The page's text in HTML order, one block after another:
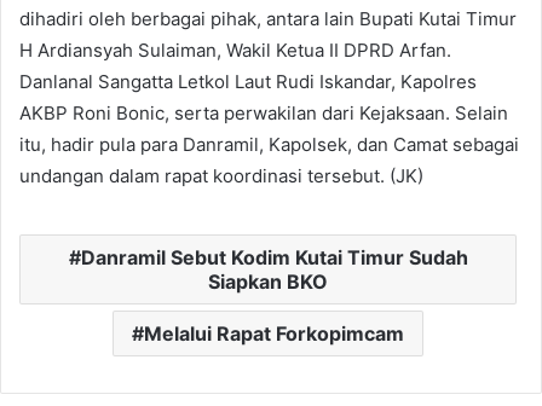
dihadiri oleh berbagai pihak, antara lain Bupati Kutai Timur
H Ardiansyah Sulaiman, Wakil Ketua II DPRD Arfan.
Danlanal Sangatta Letkol Laut Rudi Iskandar, Kapolres
AKBP Roni Bonic, serta perwakilan dari Kejaksaan. Selain
itu, hadir pula para Danramil, Kapolsek, dan Camat sebagai
undangan dalam rapat koordinasi tersebut. (JK)
Danramil Sebut Kodim Kutai Timur Sudah
Siapkan BKO
Melalui Rapat Forkopimcam